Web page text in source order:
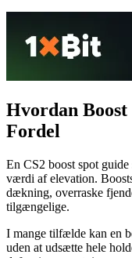
Hvordan Boost
Fordel
En CS2 boost spot
værdi af elevation.
dækning, overraske
tilgængelige.
I mange tilfælde kan en
uden at udsætte hele